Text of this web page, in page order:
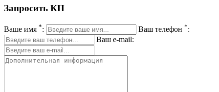
Запросить КП
Ваше имя *: Ваш телефон *:
Ваш e-mail: